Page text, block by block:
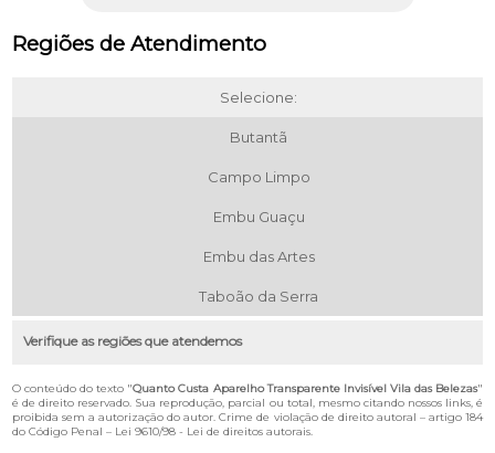
Regiões de Atendimento
Selecione:
Butantã
Campo Limpo
Embu Guaçu
Embu das Artes
Taboão da Serra
Verifique as regiões que atendemos
O conteúdo do texto "Quanto Custa Aparelho Transparente Invisível Vila das Belezas"
é de direito reservado. Sua reprodução, parcial ou total, mesmo citando nossos links, é
proibida sem a autorização do autor. Crime de violação de direito autoral – artigo 184
do Código Penal – Lei 9610/98 - Lei de direitos autorais.